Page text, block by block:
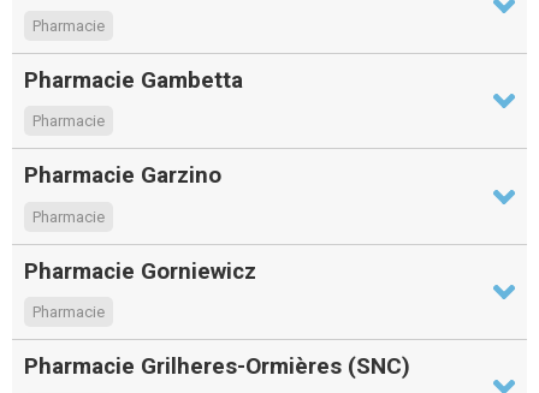
Pharmacie
Pharmacie Gambetta
Pharmacie
Pharmacie Garzino
Pharmacie
Pharmacie Gorniewicz
Pharmacie
Pharmacie Grilheres-Ormières (SNC)